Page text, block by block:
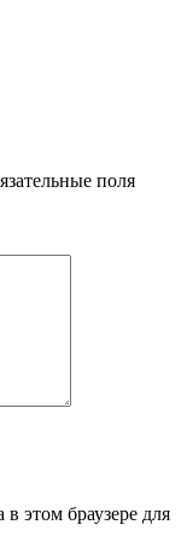
поля
этом браузере для